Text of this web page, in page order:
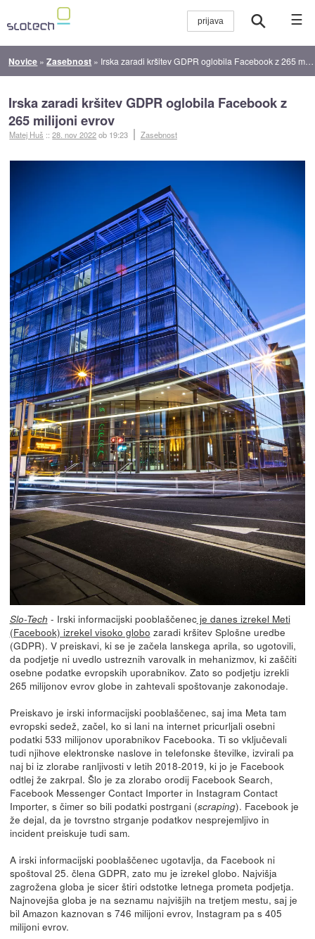
☰
Novice »Zasebnost » Irska zaradi kršitev GDPR oglobila Facebook z 265 milijoni evrov
Irska zaradi kršitev GDPR oglobila Facebook z
265 milijoni evrov
Matej Huš ::28. nov 2022ob 19:23 Zasebnost
Slo-Tech - Irski informacijski pooblaščenecje danes izrekel Meti
(Facebook) izrekel visoko globo zaradi kršitev Splošne uredbe
(GDPR). V preiskavi, ki se je začela lanskega aprila, so ugotovili,
da podjetje ni uvedlo ustreznih varovalk in mehanizmov, ki zaščiti
osebne podatke evropskih uporabnikov. Zato so podjetju izrekli
265 milijonov evrov globe in zahtevali spoštovanje zakonodaje.
Preiskavo je irski informacijski pooblaščenec, saj ima Meta tam
evropski sedež, začel, ko si lani na internet pricurljali osebni
podatki 533 milijonov uporabnikov Facebooka. Ti so vključevali
tudi njihove elektronske naslove in telefonske številke, izvirali pa
naj bi iz zlorabe ranljivosti v letih 2018-2019, ki jo je Facebook
odtlej že zakrpal. Šlo je za zlorabo orodij Facebook Search,
Facebook Messenger Contact Importer in Instagram Contact
Importer, s čimer so bili podatki postrgani (scraping). Facebook je
že dejal, da je tovrstno strganje podatkov nesprejemljivo in
incident preiskuje tudi sam.
A irski informacijski pooblaščenec ugotavlja, da Facebook ni
spoštoval 25. člena GDPR, zato mu je izrekel globo. Najvišja
zagrožena globa je sicer štiri odstotke letnega prometa podjetja.
Najnovejša globa je na seznamu najvišjih na tretjem mestu, saj je
bil Amazon kaznovan s 746 milijoni evrov, Instagram pa s 405
milijoni evrov.